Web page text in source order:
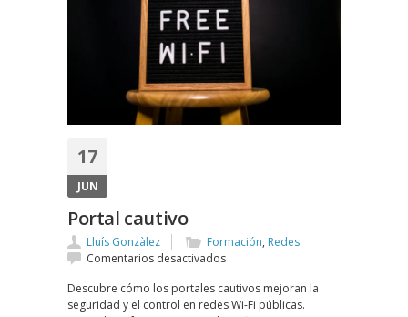
17
JUN
Portal cautivo
Lluís Gonzàlez Formación, Redes
Comentarios desactivadosen
cautivo
Descubre cómo los portales cautivos mejoran la
seguridad y el control en redes Wi-Fi públicas.